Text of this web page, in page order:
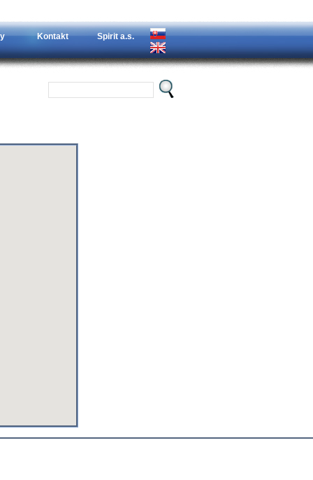
Kontakt Spirit a.s.